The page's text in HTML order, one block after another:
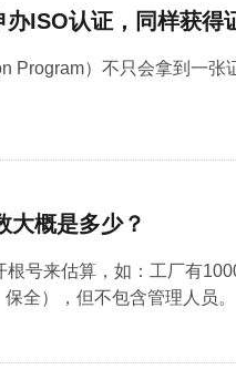
ISO认证，同样获得
Program）不只会拿到一
大概是多少？
号来估算，如：工厂有
全），但不包含管理人员